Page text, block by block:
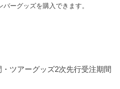
ーグッズを購入できます。
ツアーグッズ2次先行受注期間